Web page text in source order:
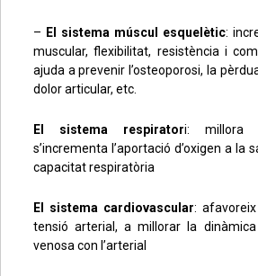
– El sistema múscul esquelètic:
muscular, flexibilitat, resistència i
ajuda a prevenir l’osteoporosi, la
dolor articular, etc.
El sistema respiratori: millora
s’incrementa l’aportació d’oxigen a la
capacitat respiratòria
El sistema cardiovascular:
tensió arterial, a millorar la
venosa con l’arterial